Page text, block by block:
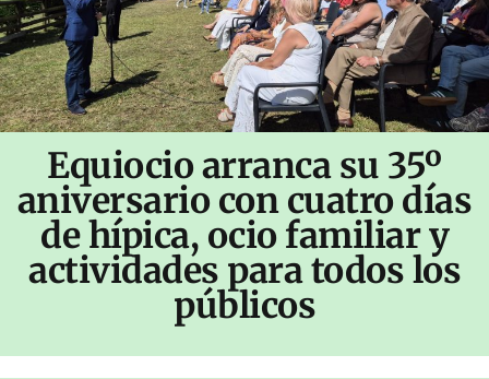
Equiocio arranca su 35º
aniversario con cuatro días
de hípica, ocio familiar y
actividades para todos los
públicos